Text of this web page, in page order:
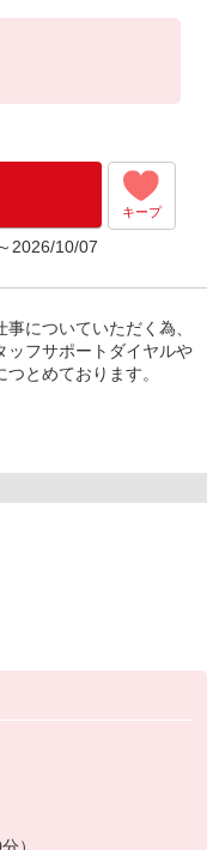
キープ
2026/10/07
についていただく為、
ッフサポートダイヤルや
とめております。
まで、どんなことでも
ングを希望する方を対
を実施します。
務の場合を除く
ていただきます。